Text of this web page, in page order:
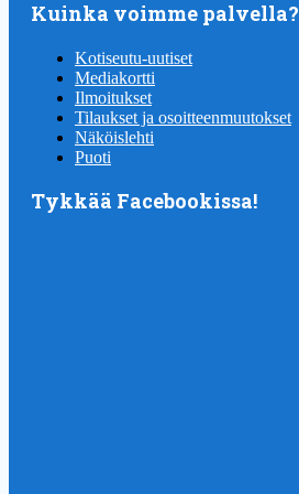
Kuinka voimme palvella?
Kotiseutu-uutiset
Mediakortti
Ilmoitukset
Tilaukset ja osoitteenmuutokset
Näköislehti
Puoti
Tykkää Facebookissa!